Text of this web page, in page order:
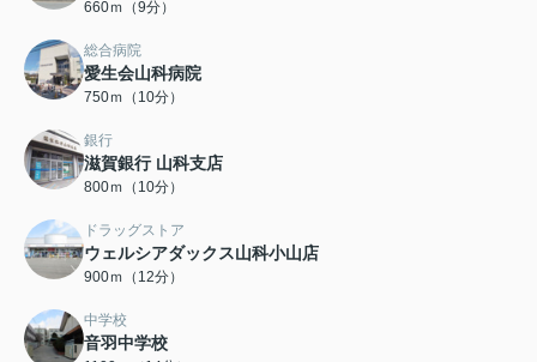
660ｍ（9分）
総合病院
愛生会山科病院
750ｍ（10分）
銀行
滋賀銀行 山科支店
800ｍ（10分）
ドラッグストア
ウェルシアダックス山科小山店
900ｍ（12分）
中学校
音羽中学校